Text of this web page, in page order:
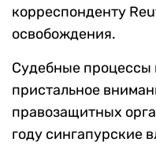
корреспонденту
освобождения.
Судебные
пристальное
правозащитных
году сингапурские